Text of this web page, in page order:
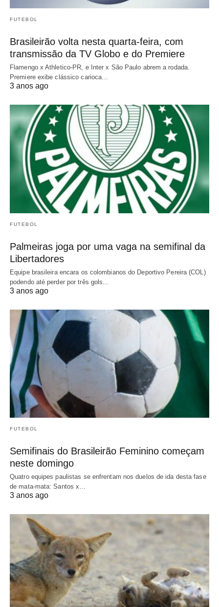
FUTEBOL
Brasileirão volta nesta quarta-feira, com
transmissão da TV Globo e do Premiere
Flamengo x Athletico-PR, e Inter x São Paulo abrem a rodada.
Premiere exibe clássico carioca…
3 anos ago
FUTEBOL
Palmeiras joga por uma vaga na semifinal da
Libertadores
Equipe brasileira encara os colombianos do Deportivo Pereira (COL)
podendo até perder por três gols…
3 anos ago
FUTEBOL
Semifinais do Brasileirão Feminino começam
neste domingo
Quatro equipes paulistas se enfrentam nos duelos de ida desta fase
de mata-mata: Santos x…
3 anos ago